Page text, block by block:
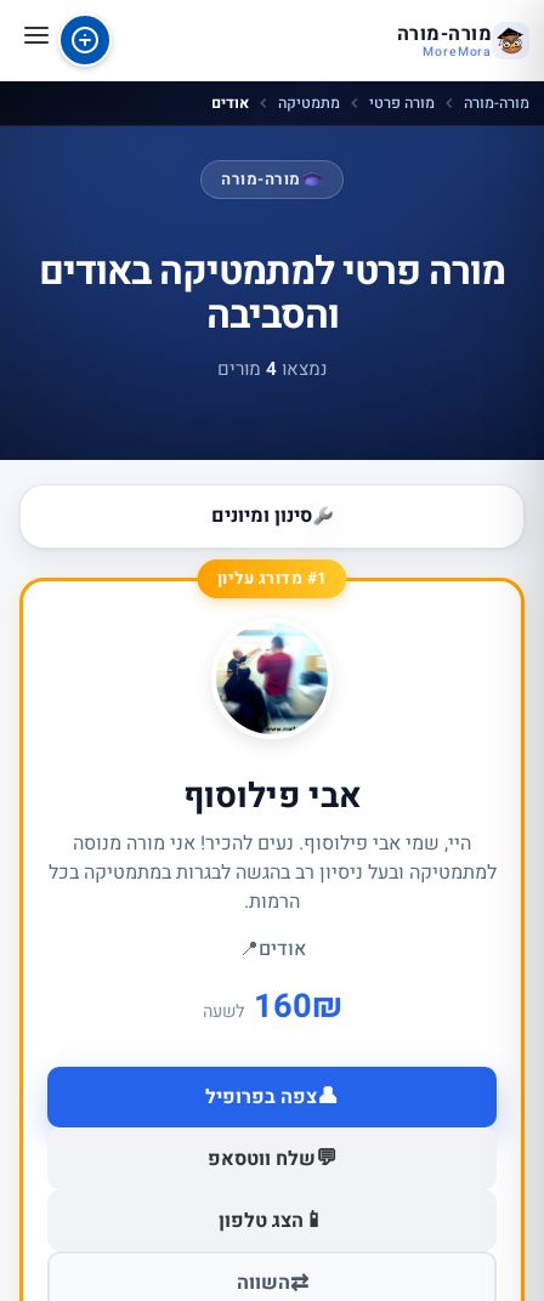
מורה-מורה
MoreMora
מורה-מורה מורה פרטי מתמטיקה אודים
מורה-מורה
מורה פרטי למתמטיקה באודים
והסביבה
נמצאו4 מורים
סינון ומיונים
#1 מדורג עליון
אבי פילוסוף
היי, שמי אבי פילוסוף. נעים להכיר! אני מורה מנוסה
למתמטיקה ובעל ניסיון רב בהגשה לבגרות במתמטיקה בכל
הרמות.
אודים📍
₪
160 לשעה
👤צפה בפרופיל
💬שלח ווטסאפ
📱 הצג טלפון
⇄השווה